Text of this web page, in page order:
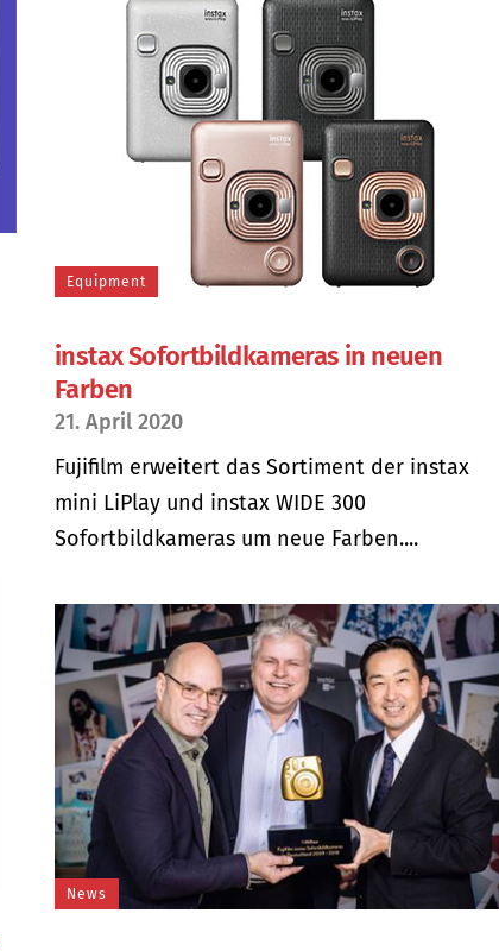
Equipment
instax Sofortbildkameras in neuen
Farben
21. April 2020
Fujifilm erweitert das Sortiment der instax
mini LiPlay und instax WIDE 300
Sofortbildkameras um neue Farben....
News